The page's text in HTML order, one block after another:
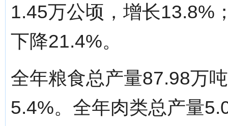
1.45万公顷，增长13.8%
下降21.4%。
全年粮食总产量87.98万
5.4%。全年肉类总产量